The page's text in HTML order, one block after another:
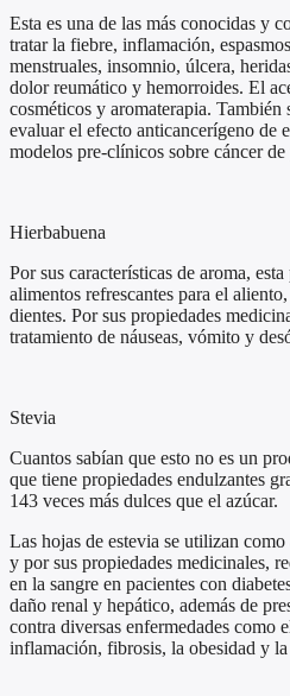
Esta es una de las más conocidas y
tratar la fiebre, inflamación,
menstruales, insomnio, úlcera,
dolor reumático y hemorroides. El
cosméticos y aromaterapia. También
evaluar el efecto anticancerígeno de
modelos pre-clínicos sobre cáncer
Hierbabuena
Por sus características de aroma,
alimentos refrescantes para el
dientes. Por sus propiedades
tratamiento de náuseas, vómito y
Stevia
Cuantos sabían que esto no es un
que tiene propiedades endulzantes
143 veces más dulces que el azúcar.
Las hojas de estevia se utilizan
y por sus propiedades medicinales,
en la sangre en pacientes con
daño renal y hepático, además de
contra diversas enfermedades como
inflamación, fibrosis, la obesidad y la